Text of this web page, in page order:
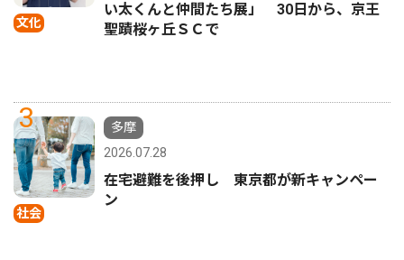
文化
い太くんと仲間たち展」 30日から、京王
聖蹟桜ヶ丘ＳＣで
3
社会
多摩
2026.07.28
在宅避難を後押し 東京都が新キャンペー
ン